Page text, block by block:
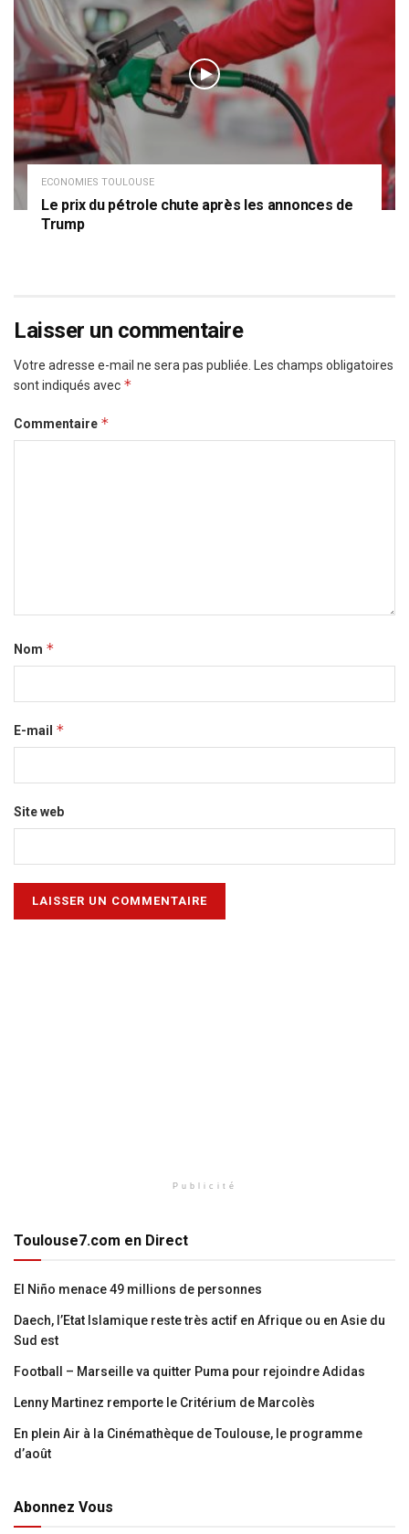
ECONOMIES TOULOUSE
Le prix du pétrole chute après les annonces de
Trump
Laisser un commentaire
Votre adresse e-mail ne sera pas publiée. Les champs obligatoires
sont indiqués avec *
Commentaire *
Nom *
E-mail *
Site web
Publicité
Toulouse7.com en Direct
El Niño menace 49 millions de personnes
Daech, l’Etat Islamique reste très actif en Afrique ou en Asie du
Sud est
Football – Marseille va quitter Puma pour rejoindre Adidas
Lenny Martinez remporte le Critérium de Marcolès
En plein Air à la Cinémathèque de Toulouse, le programme
d’août
Abonnez Vous